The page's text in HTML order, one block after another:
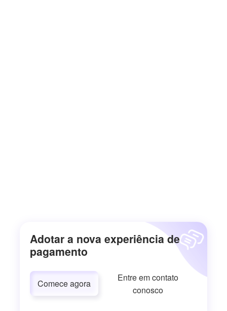
Adotar a nova experiência de
pagamento
Comece agora
Entre em contato
conosco